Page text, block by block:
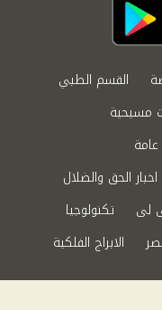
القسم الطبي
مسيحية
اخبار الحق والضلال
لى
تكنولوجيا
الابراج الفلكية